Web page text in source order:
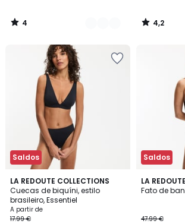
4
/
4,2
/
Saldos
LA REDOUTE COLLECTIONS
Cuecas de biquíni, estilo
brasileiro, Essentiel
A partir de
17.99 €
4,3
/ 5
2
Cores
Saldos
LA
Fato de
47.99 €
4,8
/ 5
2
Cores